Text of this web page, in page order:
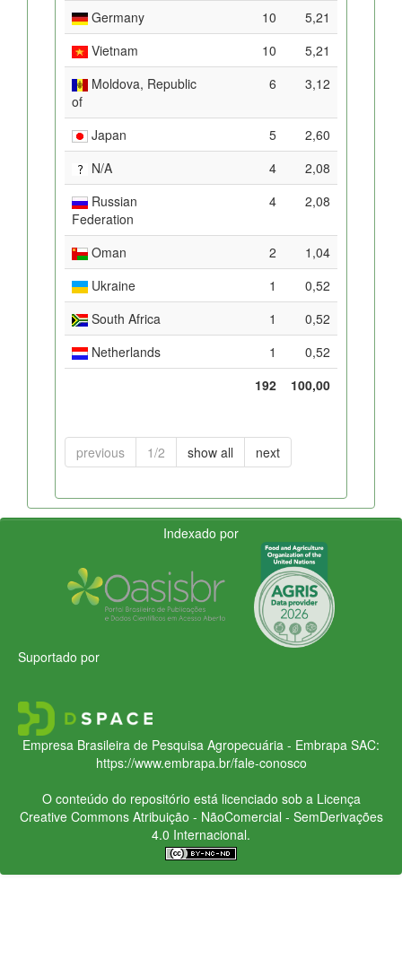
Germany
10
5,21
Vietnam
10
5,21
Moldova, Republic
of
6 3,12
Japan 5
2,60
N/A
4
2,08
Russian
Federation
4 2,08
Oman 2
1,04
Ukraine
1
0,52
South Africa
1
0,52
Netherlands
1
0,52
192
100,00
previous 1/2 show all next
Indexado por
Suportado por
Empresa Brasileira de Pesquisa Agropecuária - Embrapa SAC:
https://www.embrapa.br/fale-conosco
O conteúdo do repositório está licenciado sob a Licença
Creative CommonsAtribuição - NãoComercial - SemDerivações
4.0 Internacional.